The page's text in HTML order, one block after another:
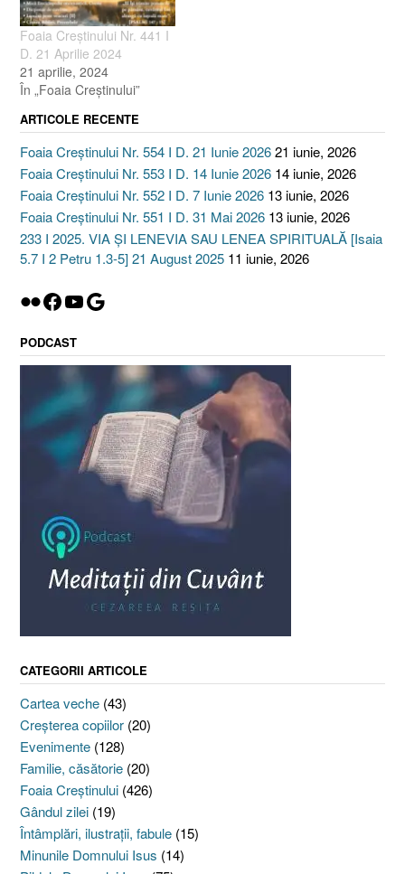
Foaia Creştinului Nr. 441 I
D. 21 Aprilie 2024
21 aprilie, 2024
În „Foaia Creştinului”
ARTICOLE RECENTE
Foaia Creștinului Nr. 554 I D. 21 Iunie 202621 iunie, 2026
Foaia Creștinului Nr. 553 I D. 14 Iunie 2026 14 iunie, 2026
Foaia Creștinului Nr. 552 I D. 7 Iunie 2026 13 iunie, 2026
Foaia Creștinului Nr. 551 I D. 31 Mai 2026 13 iunie, 2026
233 I 2025. VIA ȘI LENEVIA SAU LENEA SPIRITUALĂ [Isaia
5.7 I 2 Petru 1.3-5] 21 August 2025 11 iunie, 2026
Flickr
Facebook
YouTube
Google
PODCAST
CATEGORII ARTICOLE
Cartea veche (43)
Creşterea copiilor (20)
Evenimente (128)
Familie, căsătorie (20)
Foaia Creştinului (426)
Gândul zilei (19)
Întâmplări, ilustraţii, fabule (15)
Minunile Domnului Isus (14)